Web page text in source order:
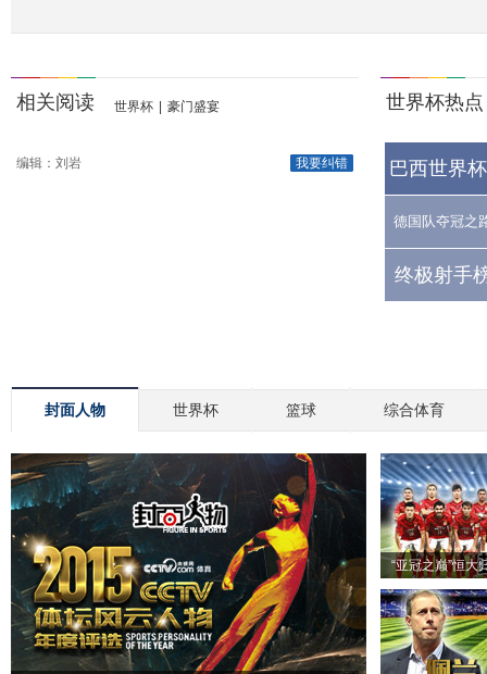
相关阅读 世界杯 豪门盛宴
我要纠错
编辑：刘岩
世界杯热点
巴西世界
德国队夺冠之
终极射手
封面人物 世界杯 篮球 综合体育
“亚冠之巅”恒大